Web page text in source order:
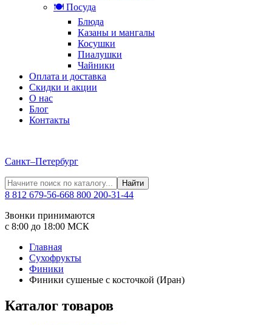
🍽️ Посуда
Блюда
Казаны и мангалы
Косушки
Пиалушки
Чайники
Оплата и доставка
Скидки и акции
О нас
Блог
Контакты
Санкт–Петербург
Найти
8 812 679-56-668 800 200-31-44
Звонки принимаются
с 8:00 до 18:00 МСК
Главная
Сухофрукты
Финики
Финики сушеные с косточкой (Иран)
Каталог товаров